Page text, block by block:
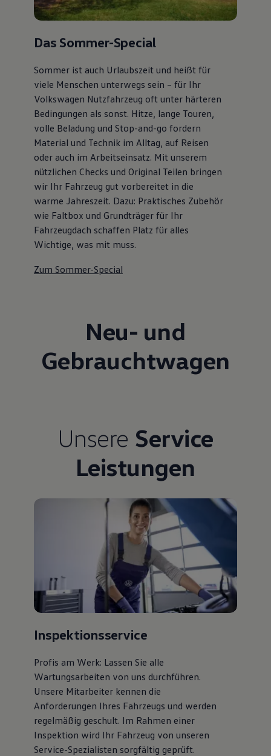
Das Sommer-Special
Sommer ist auch Urlaubszeit und heißt für
viele Menschen unterwegs sein – für Ihr
Volkswagen Nutzfahrzeug oft unter härteren
Bedingungen als sonst. Hitze, lange Touren,
volle Beladung und Stop-and-go fordern
Material und Technik im Alltag, auf Reisen
oder auch im Arbeitseinsatz. Mit unserem
nützlichen Checks und Original Teilen bringen
wir Ihr Fahrzeug gut vorbereitet in die
warme Jahreszeit. Dazu: Praktisches Zubehör
wie Faltbox und Grundträger für Ihr
Fahrzeugdach schaffen Platz für alles
Wichtige, was mit muss.
Zum Sommer-Special
Neu- und
Gebrauchtwagen
Unsere Service
Leistungen
Inspektionsservice
Profis am Werk: Lassen Sie alle
Wartungsarbeiten von uns durchführen.
Unsere Mitarbeiter kennen die
Anforderungen Ihres Fahrzeugs und werden
regelmäßig geschult. Im Rahmen einer
Inspektion wird Ihr Fahrzeug von unseren
Service-Spezialisten sorgfältig geprüft.